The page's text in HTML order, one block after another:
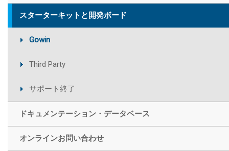
スターターキットと開発ボード
Gowin
Third Party
サポート終了
ドキュメンテーション・データベース
オンラインお問い合わせ